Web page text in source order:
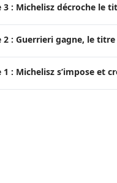
3 : Michelisz décroche le
2 : Guerrieri gagne, le
1 : Michelisz s’impose et